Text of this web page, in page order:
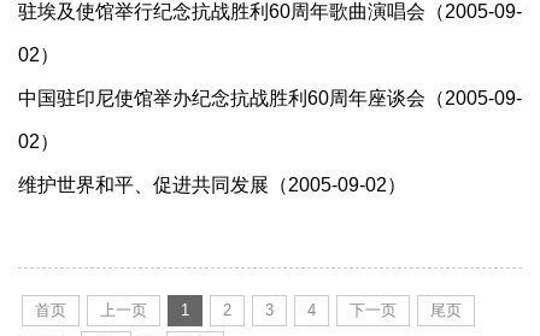
驻埃及使馆举行纪念抗战胜利60周年歌曲演唱会（2005-09-
02）
中国驻印尼使馆举办纪念抗战胜利60周年座谈会（2005-09-
02）
维护世界和平、促进共同发展（2005-09-02）
首页 上一页 1 2 3 4 下一页
尾页